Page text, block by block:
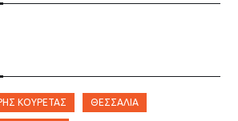
ΚΟΥΡΈΤΑΣ ΘΕΣΣΑΛΊΑ